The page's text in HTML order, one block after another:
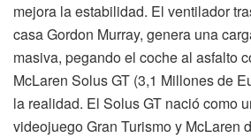
mejora la estabilidad. El ventilador
casa Gordon Murray, genera una
masiva, pegando el coche al asfalto
McLaren Solus GT (3,1 Millones de
la realidad. El Solus GT nació como
videojuego Gran Turismo y McLaren